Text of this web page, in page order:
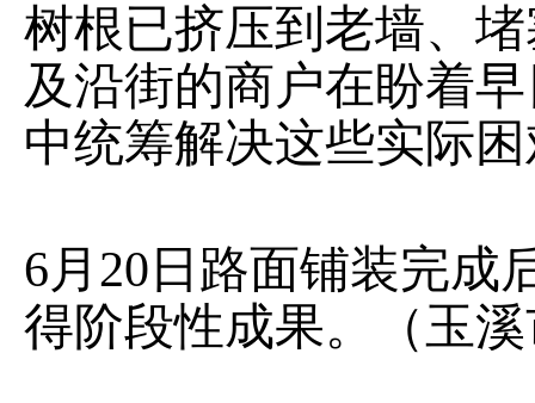
树根已挤压到老墙、
及沿街的商户在盼着
中统筹解决这些实际困
6月20日路面铺装完成
得阶段性成果。（玉